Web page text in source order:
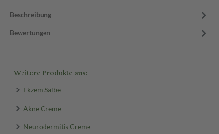
Beschreibung
Bewertungen
Weitere Produkte aus:
Ekzem Salbe
Akne Creme
Neurodermitis Creme